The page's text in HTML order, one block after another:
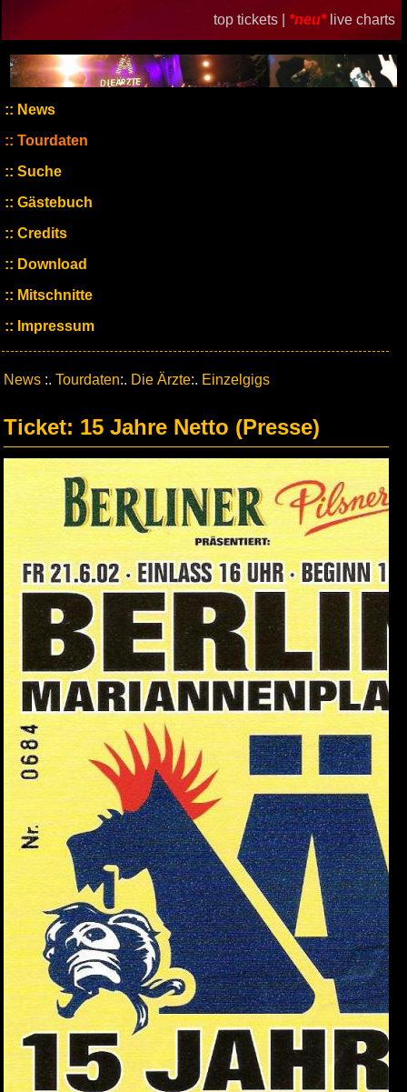
top tickets | *neu* live charts
News
Tourdaten
Suche
Gästebuch
Credits
Download
Mitschnitte
Impressum
News :. Tourdaten:. Die Ärzte:. Einzelgigs
Ticket: 15 Jahre Netto (Presse)